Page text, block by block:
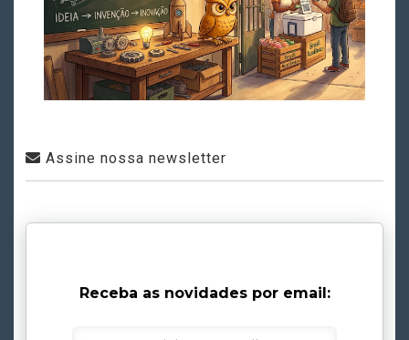
Assine nossa newsletter
Receba as novidades por email: